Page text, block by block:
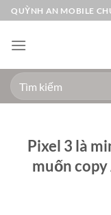
Bỏ
qua
nội
QUỲNH AN MOBILE
Tìm
kiếm:
Pixel 3 là
muốn